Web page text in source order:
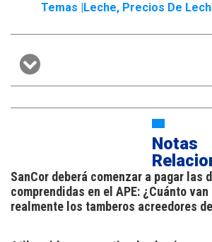
Temas |
Leche, Precios De
Notas
SanCor deberá comenzar a pagar las
comprendidas en el APE: ¿Cuánto
realmente los tamberos acreedores